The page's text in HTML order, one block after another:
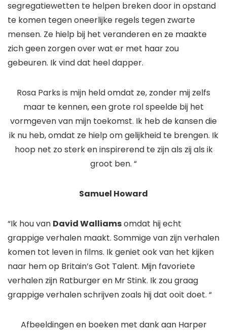
segregatiewetten te helpen breken door in opstand
te komen tegen oneerlijke regels tegen zwarte
mensen. Ze hielp bij het veranderen en ze maakte
zich geen zorgen over wat er met haar zou
gebeuren. Ik vind dat heel dapper.
Rosa Parks is mijn held omdat ze, zonder mij zelfs
maar te kennen, een grote rol speelde bij het
vormgeven van mijn toekomst. Ik heb de kansen die
ik nu heb, omdat ze hielp om gelijkheid te brengen. Ik
hoop net zo sterk en inspirerend te zijn als zij als ik
groot ben. “
Samuel Howard
“Ik hou van David Walliamsomdat hij echt
grappige verhalen maakt. Sommige van zijn verhalen
komen tot leven in films. Ik geniet ook van het kijken
naar hem op Britain’s Got Talent. Mijn favoriete
verhalen zijn Ratburger en Mr Stink. Ik zou graag
grappige verhalen schrijven zoals hij dat ooit doet. “
Afbeeldingen en boeken met dank aan Harper